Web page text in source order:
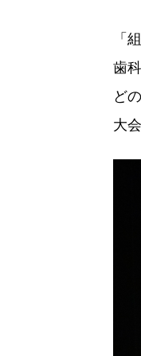
「
歯
ど
大